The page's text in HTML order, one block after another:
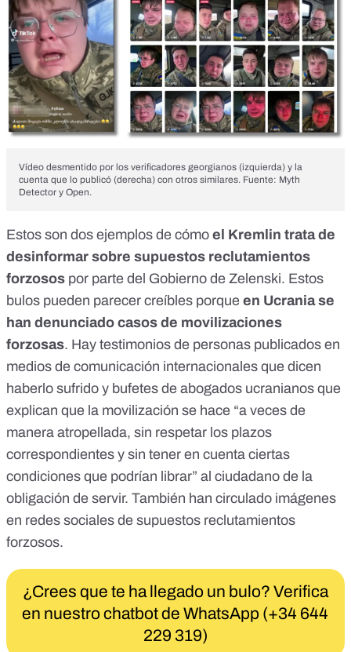
Vídeo desmentido por los verificadores georgianos (izquierda) y la
cuenta que lo publicó (derecha) con otros similares. Fuente: Myth
Detector y Open.
Estos son dos ejemplos de cómo el Kremlin trata de
desinformar sobre supuestos reclutamientos
forzosos por parte del Gobierno de Zelenski. Estos
bulos pueden parecer creíbles porque en Ucrania se
han denunciado casos de movilizaciones
forzosas. Hay testimonios de personas publicados en
medios de comunicación internacionales que dicen
haberlo sufrido y bufetes de abogados ucranianos que
explican que la movilización se hace “a veces de
manera atropellada, sin respetar los plazos
correspondientes y sin tener en cuenta ciertas
condiciones que podrían librar” al ciudadano de la
obligación de servir. También han circulado imágenes
en redes sociales de supuestos reclutamientos
forzosos.
¿Crees que te ha llegado un bulo? Verifica
en nuestro chatbot de WhatsApp (+34 644
229 319)